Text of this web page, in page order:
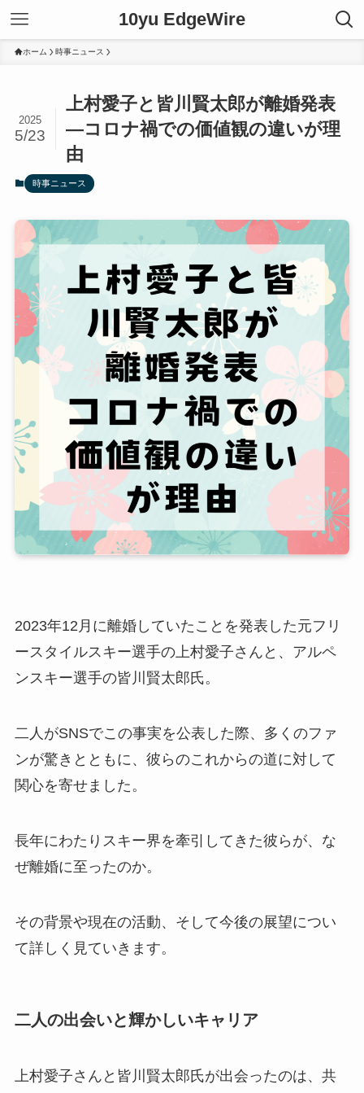
10yu EdgeWire
ホーム 時事ニュース
上村愛子と皆川賢太郎が離婚発表
—コロナ禍での価値観の違いが理
由
2025
5/23
時事ニュース
2023年12月に離婚していたことを発表した元フリ
ースタイルスキー選手の上村愛子さんと、アルペ
ンスキー選手の皆川賢太郎氏。
二人がSNSでこの事実を公表した際、多くのファ
ンが驚きとともに、彼らのこれからの道に対して
関心を寄せました。
長年にわたりスキー界を牽引してきた彼らが、な
ぜ離婚に至ったのか。
その背景や現在の活動、そして今後の展望につい
て詳しく見ていきます。
二人の出会いと輝かしいキャリア
上村愛子さんと皆川賢太郎氏が出会ったのは、共